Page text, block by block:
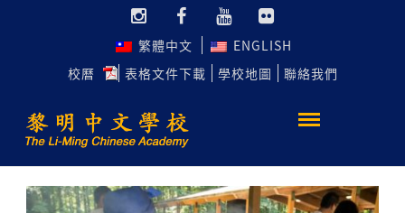
繁體中文
ENGLISH
校曆
表格文件下載 學校地圖 聯絡我們